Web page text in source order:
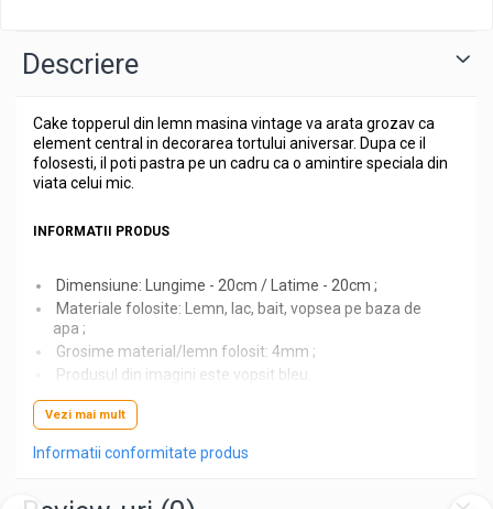
Descriere
Cake topperul din lemn masina vintage va arata grozav ca
element central in decorarea tortului aniversar. Dupa ce il
folosesti, il poti pastra pe un cadru ca o amintire speciala din
viata celui mic.
INFORMATII PRODUS
Dimensiune: Lungime - 20cm / Latime - 20cm ;
Materiale folosite: Lemn, lac, bait, vopsea pe baza de
apa ;
Grosime material/lemn folosit: 4mm ;
Produsul din imagini este vopsit bleu.
BINE DE STIUT
Vezi mai mult
Informatii conformitate produs